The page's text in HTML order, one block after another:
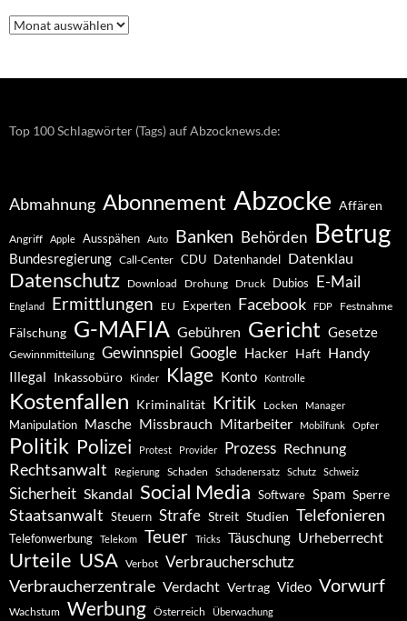
Nachrichten
–
Top 100 Schlagwörter (Tags) auf Abzocknews.de:
Abmahnung Abonnement Abzocke Affären
Angriff Apple Ausspähen Auto Banken Behörden Betrug
Bundesregierung Call-Center CDU Datenhandel Datenklau
Datenschutz Download Drohung Druck Dubios E-Mail
England Ermittlungen EU Experten Facebook FDP Festnahme
Fälschung G-MAFIA Gebühren Gericht Gesetze
Gewinnmitteilung Gewinnspiel Google Hacker Haft Handy
Illegal Inkassobüro Kinder Klage Konto Kontrolle
Kostenfallen Kriminalität Kritik Locken Manager
Manipulation Masche Missbrauch Mitarbeiter Mobilfunk Opfer
Politik Polizei Protest Provider Prozess Rechnung
Rechtsanwalt Regierung Schaden Schadenersatz Schutz Schweiz
Sicherheit Skandal Social Media Software Spam Sperre
Staatsanwalt Steuern Strafe Streit Studien Telefonieren
Telefonwerbung Telekom Teuer Tricks Täuschung Urheberrecht
Urteile USA Verbot Verbraucherschutz
Verbraucherzentrale Verdacht Vertrag Video Vorwurf
Wachstum Werbung Österreich Überwachung